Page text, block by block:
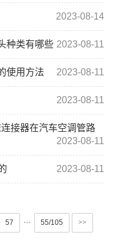
2023-08-14
种类有哪些 2023-08-11
使用方法 2023-08-11
2023-08-11
接器在汽车空调管路
2023-08-11
2023-08-11
57 ··· 55/105 >>